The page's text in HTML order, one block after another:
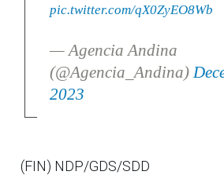
pic.twitter.com/qX0ZyEO8Wb
— Agencia Andina
(@Agencia_Andina)
2023
(FIN) NDP/GDS/SDD